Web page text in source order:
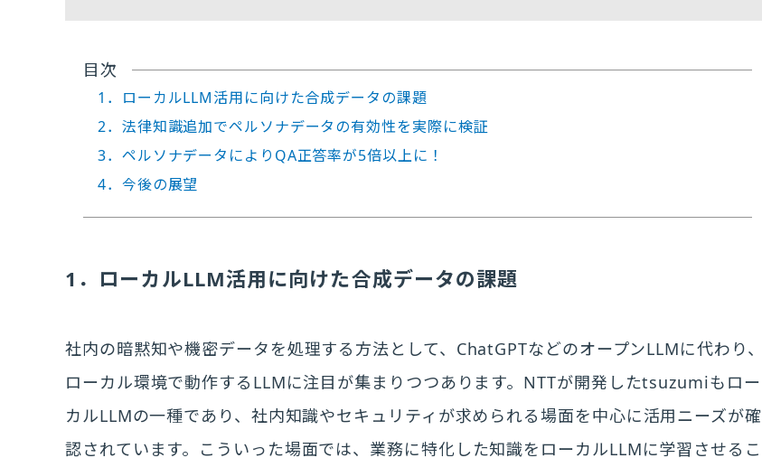
目次
1．ローカルLLM活用に向けた合成データの課題
2．法律知識追加でペルソナデータの有効性を実際に検証
3．ペルソナデータによりQA正答率が5倍以上に！
4．今後の展望
1．ローカルLLM活用に向けた合成データの課題
社内の暗黙知や機密データを処理する方法として、ChatGPTなどのオープンLLMに代わり、
ローカル環境で動作するLLMに注目が集まりつつあります。NTTが開発したtsuzumiもロー
カルLLMの一種であり、社内知識やセキュリティが求められる場面を中心に活用ニーズが確
認されています。こういった場面では、業務に特化した知識をローカルLLMに学習させるこ